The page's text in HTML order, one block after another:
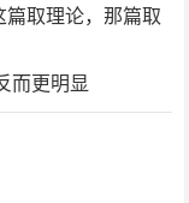
取理论，那篇取
而更明显